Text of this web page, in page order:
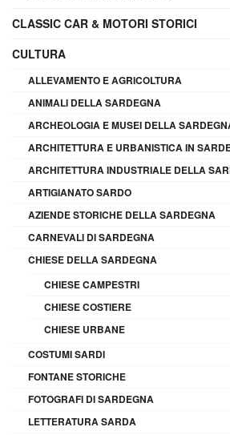
CLASSIC CAR & MOTORI STORICI
CULTURA
ALLEVAMENTO E AGRICOLTURA
ANIMALI DELLA SARDEGNA
ARCHEOLOGIA E MUSEI DELLA
ARCHITETTURA E URBANISTICA IN
ARCHITETTURA INDUSTRIALE DELLA
ARTIGIANATO SARDO
AZIENDE STORICHE DELLA SARDEGNA
CARNEVALI DI SARDEGNA
CHIESE DELLA SARDEGNA
CHIESE CAMPESTRI
CHIESE COSTIERE
CHIESE URBANE
COSTUMI SARDI
FONTANE STORICHE
FOTOGRAFI DI SARDEGNA
LETTERATURA SARDA